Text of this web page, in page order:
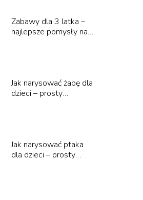
Zabawy dla 3 latka –
najlepsze pomysły na
Jak narysować żabę dla
dzieci – prosty
Jak narysować ptaka
dla dzieci – prosty